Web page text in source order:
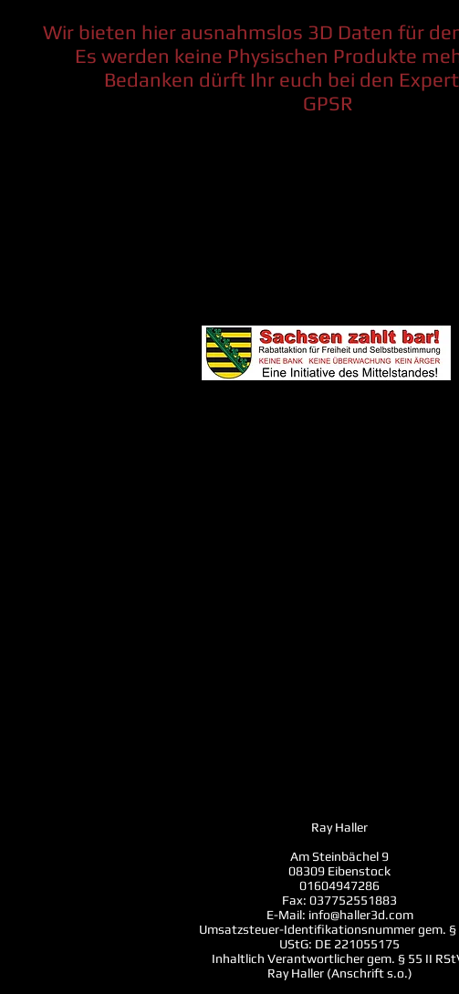
Wir bieten hier ausnahmslos 3D Daten für
Es werden keine Physischen Produkte
Bedanken dürft Ihr euch bei den
GPSR
Ray Haller
Am Steinbächel 9
08309 Eibenstock
01604947286
Fax: 037752551883
E-Mail: info@haller3d.com
Umsatzsteuer-Identifikationsnummer gem. §
UStG: DE 221055175
Inhaltlich Verantwortlicher gem. § 55 II
Ray Haller (Anschrift s.o.)